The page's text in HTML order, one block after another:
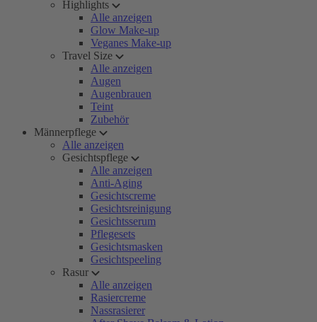
Highlights
Alle anzeigen
Glow Make-up
Veganes Make-up
Travel Size
Alle anzeigen
Augen
Augenbrauen
Teint
Zubehör
Männerpflege
Alle anzeigen
Gesichtspflege
Alle anzeigen
Anti-Aging
Gesichtscreme
Gesichtsreinigung
Gesichtsserum
Pflegesets
Gesichtsmasken
Gesichtspeeling
Rasur
Alle anzeigen
Rasiercreme
Nassrasierer